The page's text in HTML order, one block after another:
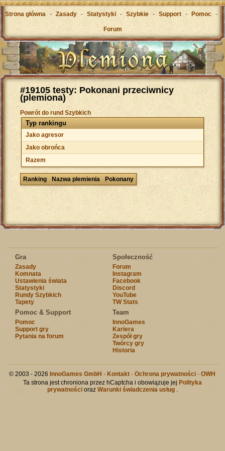
Strona główna - Zasady - Statystyki - Szybkie - Support - Pomoc -
Forum
#19105 testy: Pokonani przeciwnicy
(plemiona)
Powrót do rund Szybkich
Typ rankingu
Jako agresor
Jako obrońca
Razem
Ranking Nazwa plemienia Pokonany
Gra
Zasady
Komnata
Ustawienia świata
Statystyki
Rundy Szybkich
Tapety
Społeczność
Forum
Instagram
Facebook
Discord
YouTube
TW Stats
Pomoc & Support
Pomoc
Support gry
Pytania na forum
Team
InnoGames
Kariera
Zespół gry
Twórcy gry
Historia
© 2003 - 2026 InnoGames GmbH · Kontakt ·Ochrona prywatności ·OWH
Ta strona jest chroniona przez hCaptcha i obowiązuje jej Polityka
prywatnościoraz Warunki świadczenia usług.